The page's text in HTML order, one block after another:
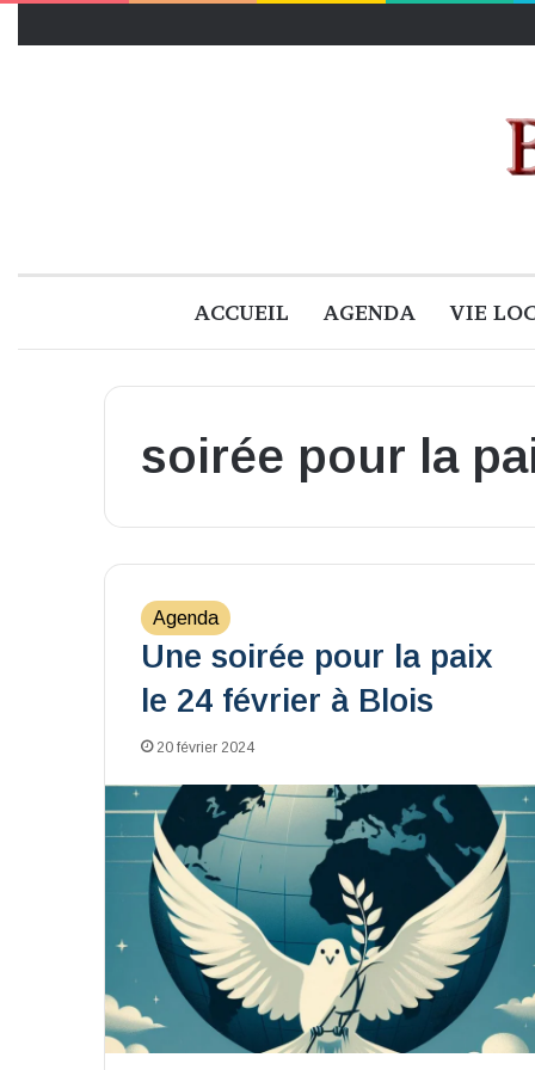
ACCUEIL AGENDA VIE
soirée pour la
Agenda
Une soirée pour la paix
le 24 février à Blois
20 février 2024